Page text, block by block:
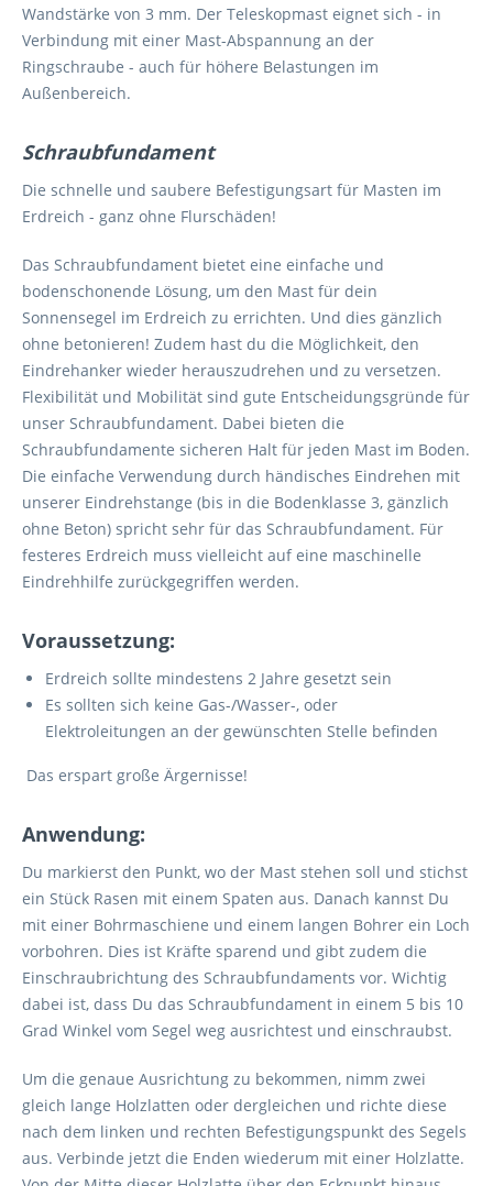
Wandstärke von 3 mm. Der Teleskopmast eignet sich - in
Verbindung mit einer Mast-Abspannung an der
Ringschraube - auch für höhere Belastungen im
Außenbereich.
Schraubfundament
Die schnelle und saubere Befestigungsart für Masten im
Erdreich - ganz ohne Flurschäden!
Das Schraubfundament bietet eine einfache und
bodenschonende Lösung, um den Mast für dein
Sonnensegel im Erdreich zu errichten. Und dies gänzlich
ohne betonieren! Zudem hast du die Möglichkeit, den
Eindrehanker wieder herauszudrehen und zu versetzen.
Flexibilität und Mobilität sind gute Entscheidungsgründe für
unser Schraubfundament. Dabei bieten die
Schraubfundamente sicheren Halt für jeden Mast im Boden.
Die einfache Verwendung durch händisches Eindrehen mit
unserer Eindrehstange (bis in die Bodenklasse 3, gänzlich
ohne Beton) spricht sehr für das Schraubfundament. Für
festeres Erdreich muss vielleicht auf eine maschinelle
Eindrehhilfe zurückgegriffen werden.
Voraussetzung:
Erdreich sollte mindestens 2 Jahre gesetzt sein
Es sollten sich keine Gas-/Wasser-, oder
Elektroleitungen an der gewünschten Stelle befinden
Das erspart große Ärgernisse!
Anwendung:
Du markierst den Punkt, wo der Mast stehen soll und stichst
ein Stück Rasen mit einem Spaten aus. Danach kannst Du
mit einer Bohrmaschiene und einem langen Bohrer ein Loch
vorbohren. Dies ist Kräfte sparend und gibt zudem die
Einschraubrichtung des Schraubfundaments vor. Wichtig
dabei ist, dass Du das Schraubfundament in einem 5 bis 10
Grad Winkel vom Segel weg ausrichtest und einschraubst.
Um die genaue Ausrichtung zu bekommen, nimm zwei
gleich lange Holzlatten oder dergleichen und richte diese
nach dem linken und rechten Befestigungspunkt des Segels
aus. Verbinde jetzt die Enden wiederum mit einer Holzlatte.